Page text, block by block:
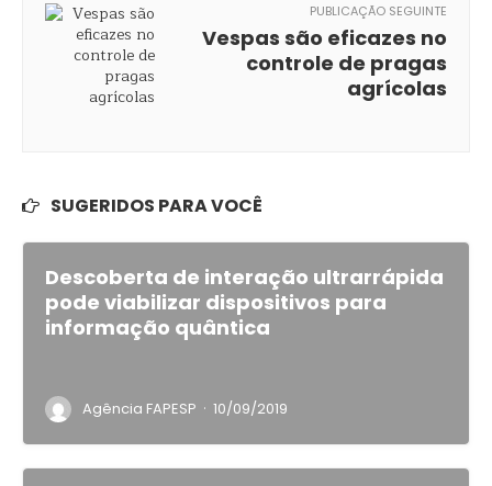
PUBLICAÇÃO SEGUINTE
Vespas são eficazes no
controle de pragas
agrícolas
SUGERIDOS PARA VOCÊ
Descoberta de interação ultrarrápida
pode viabilizar dispositivos para
informação quântica
Agência FAPESP · 10/09/2019